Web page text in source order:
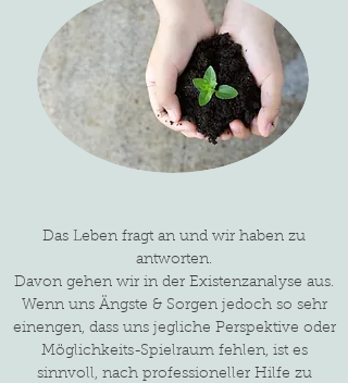
Das Leben fragt an und wir haben zu
antworten.
Davon gehen wir in der Existenzanalyse aus.
Wenn uns Ängste & Sorgen jedoch so sehr
einengen, dass uns jegliche Perspektive oder
Möglichkeits-Spielraum fehlen, ist es
sinnvoll, nach professioneller Hilfe zu